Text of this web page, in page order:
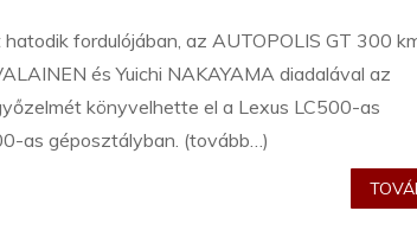
fordulójában, az AUTOPOLIS GT 300
és Yuichi NAKAYAMA diadalával az
könyvelhette el a Lexus LC500-as
as géposztályban. (tovább…)